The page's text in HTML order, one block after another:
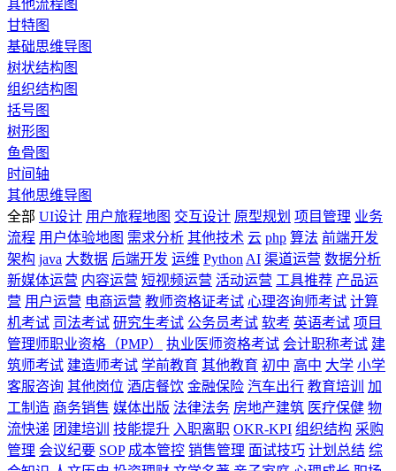
其他流程图
甘特图
基础思维导图
树状结构图
组织结构图
括号图
树形图
鱼骨图
时间轴
其他思维导图
全部 UI设计 用户旅程地图 交互设计 原型规划 项目管理 业务
流程 用户体验地图 需求分析 其他技术 云 php 算法 前端开发
架构 java 大数据 后端开发 运维 Python AI 渠道运营 数据分析
新媒体运营 内容运营 短视频运营 活动运营 工具推荐 产品运
营 用户运营 电商运营 教师资格证考试 心理咨询师考试 计算
机考试 司法考试 研究生考试 公务员考试 软考 英语考试 项目
管理师职业资格（PMP）
执业医师资格考试 会计职称考试 建
筑师考试 建造师考试 学前教育 其他教育 初中 高中 大学 小学
客服咨询 其他岗位 酒店餐饮 金融保险 汽车出行 教育培训
加
工制造 商务销售 媒体出版 法律法务 房地产建筑 医疗保健 物
流快递 团建培训 技能提升 入职离职 OKR-KPI 组织结构 采购
管理 会议纪要 SOP 成本管控 销售管理 面试技巧 计划总结 综